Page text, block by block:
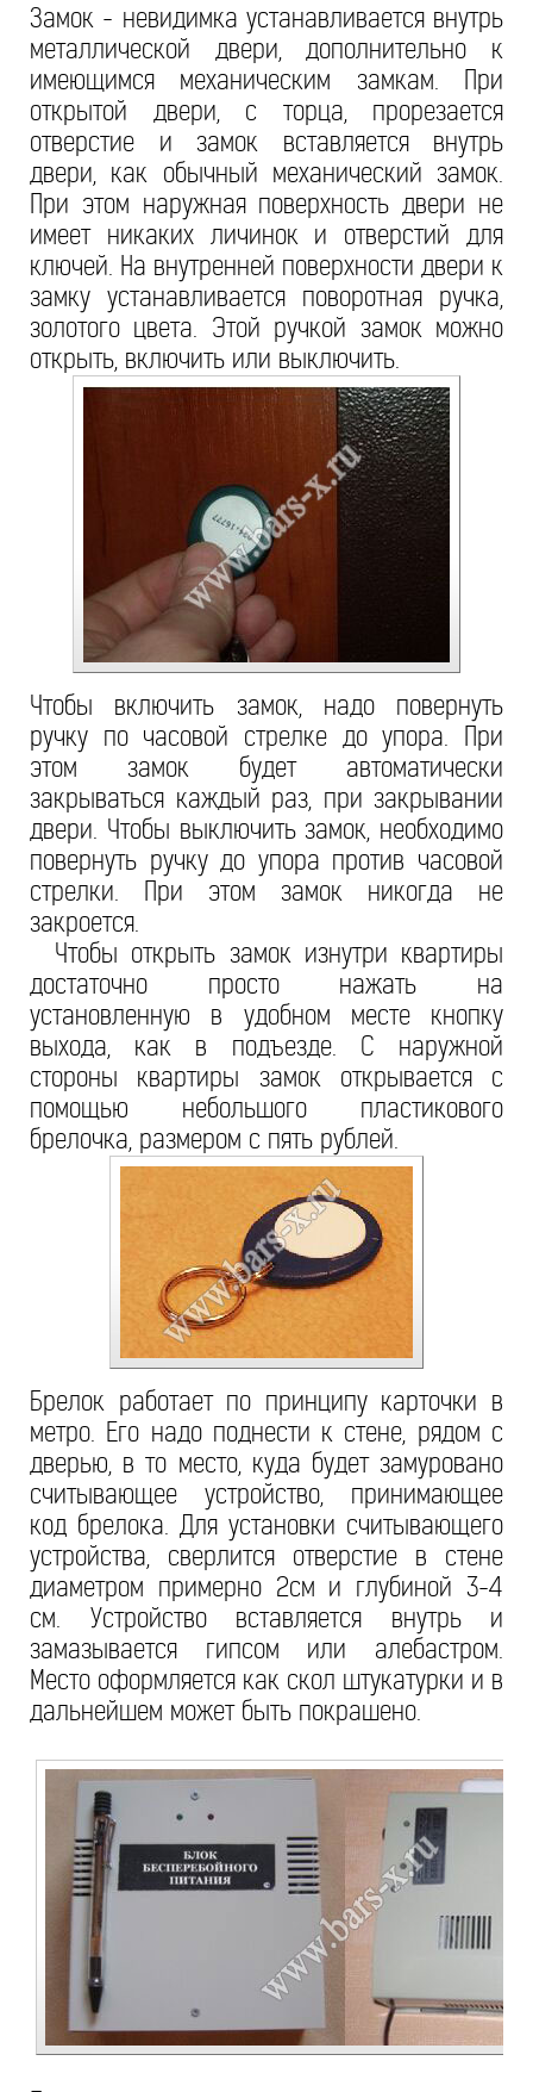
Замок - невидимка устанавливается внутрь
металлической двери, дополнительно к
имеющимся механическим замкам. При
открытой двери, с торца, прорезается
отверстие и замок вставляется внутрь
двери, как обычный механический замок.
При этом наружная поверхность двери не
имеет никаких личинок и отверстий для
ключей. На внутренней поверхности двери к
замку устанавливается поворотная ручка,
золотого цвета. Этой ручкой замок можно
открыть, включить или выключить.
Чтобы включить замок, надо повернуть
ручку по часовой стрелке до упора. При
этом замок будет автоматически
закрываться каждый раз, при закрывании
двери. Чтобы выключить замок, необходимо
повернуть ручку до упора против часовой
стрелки. При этом замок никогда не
закроется.
Чтобы открыть замок изнутри квартиры
достаточно просто нажать на
установленную в удобном месте кнопку
выхода, как в подъезде. С наружной
стороны квартиры замок открывается с
помощью небольшого пластикового
брелочка, размером с пять рублей.
Брелок работает по принципу карточки в
метро. Его надо поднести к стене, рядом с
дверью, в то место, куда будет замуровано
считывающее устройство, принимающее
код брелока. Для установки считывающего
устройства, сверлится отверстие в стене
диаметром примерно 2см и глубиной 3-4
см. Устройство вставляется внутрь и
замазывается гипсом или алебастром.
Место оформляется как скол штукатурки и в
дальнейшем может быть покрашено.